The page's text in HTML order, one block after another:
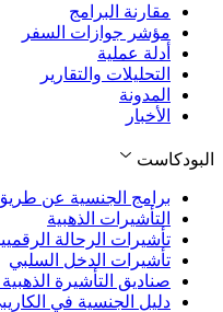
مقارنة البرامج
مؤشر جوازات السفر
أدلة عملية
التحليلات والتقارير
المدونة
الأخبار
البودكاست
برامج الجنسية عن طريق
التأشيرات الذهبية
تأشيرات الرحالة
تأشيرات الدخل السلبي
صناديق التأشيرة
دليل الجنسية في